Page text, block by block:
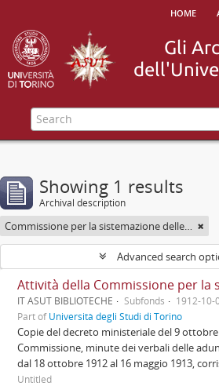
home
Showing 1 results
Archival description
Commissione per la sistemazione delle Biblioteche Nazionale e Civica di Torino nel palazzo del Debito pubblico
Advanced search
IT ASUT BIBLIOTECHE Subfonds
1912-10-
Part ofUniversità degli Studi di Torino
Copie del decreto ministeriale del 9
Commissione, minute dei verbali delle
dal 18 ottobre 1912 al 16 maggio 1913,
Untitled